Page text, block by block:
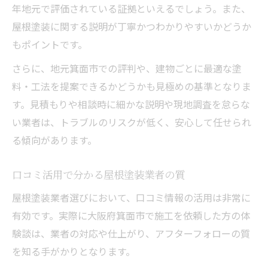
年地元で評価されている証拠といえるでしょう。また、
屋根塗装に関する説明が丁寧かつわかりやすいかどうか
もポイントです。
さらに、地元箕面市での評判や、建物ごとに最適な塗
料・工法を提案できるかどうかも見極めの基準となりま
す。見積もりや相談時に細かな説明や現地調査を怠らな
い業者は、トラブルのリスクが低く、安心して任せられ
る傾向があります。
口コミ活用で分かる屋根塗装業者の質
屋根塗装業者選びにおいて、口コミ情報の活用は非常に
有効です。実際に大阪府箕面市で施工を依頼した方の体
験談は、業者の対応や仕上がり、アフターフォローの質
を知る手がかりとなります。